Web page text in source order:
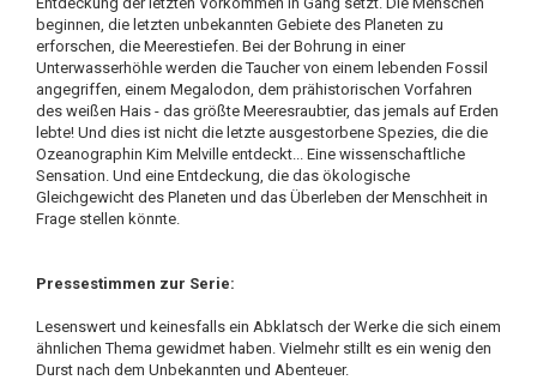
beginnen, die letzten unbekannten Gebiete des Planeten zu
erforschen, die Meerestiefen. Bei der Bohrung in einer
Unterwasserhöhle werden die Taucher von einem lebenden Fossil
angegriffen, einem Megalodon, dem prähistorischen Vorfahren
des weißen Hais - das größte Meeresraubtier, das jemals auf Erden
lebte! Und dies ist nicht die letzte ausgestorbene Spezies, die die
Ozeanographin Kim Melville entdeckt... Eine wissenschaftliche
Sensation. Und eine Entdeckung, die das ökologische
Gleichgewicht des Planeten und das Überleben der Menschheit in
Frage stellen könnte.
Pressestimmen zur Serie:
Lesenswert und keinesfalls ein Abklatsch der Werke die sich einem
ähnlichen Thema gewidmet haben. Vielmehr stillt es ein wenig den
Durst nach dem Unbekannten und Abenteuer.